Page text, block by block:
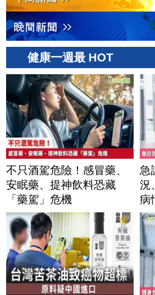
健康一週最 HOT
不只酒駕危險！感冒藥、
安眠藥、提神飲料恐藏
「藥駕」危機
急
況
病